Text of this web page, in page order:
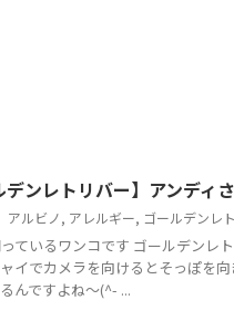
ンレトリバー】アンディ
アルビノ, アレルギー, ゴールデンレ
ているワンコです ゴールデンレ
イでカメラを向けるとそっぽを
んですよね～(^- ...